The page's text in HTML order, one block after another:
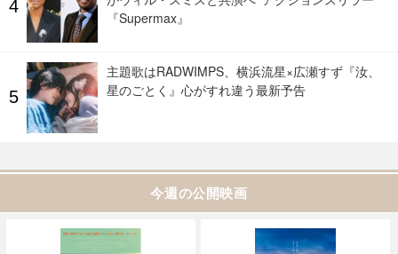
『Supermax』
主題歌はRADWIMPS、横浜流星×広瀬すず『汝、
星のごとく』心がすれ違う最新予告
今週の公開映画